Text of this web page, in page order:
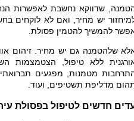
שדווקא נחשבת לאפשרות
יש מחיר, ואם לא לוקחים
להמשיך להטמין פסולת.
שלהטמנה גם יש מחיר. זיהום
ללא טיפול, הצטמצמות
מטמנות, מפגעים
מדליפת תשטיפים, ועוד.
חדשים לטיפול בפסולת